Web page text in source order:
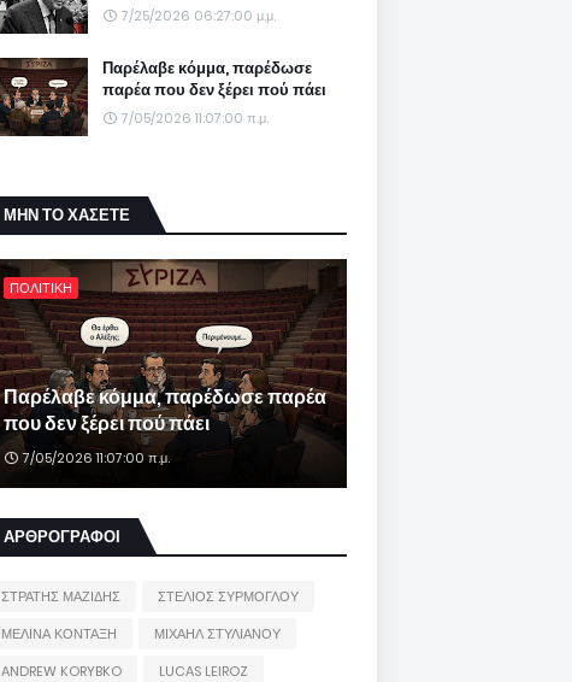
7/25/2026 06:27:00 μ.μ.
Παρέλαβε κόμμα, παρέδωσε
παρέα που δεν ξέρει πού πάει
7/05/2026 11:07:00 π.μ.
ΜΗΝ ΤΟ ΧΑΣΕΤΕ
ΠΟΛΙΤΙΚΗ
Παρέλαβε κόμμα, παρέδωσε παρέα
που δεν ξέρει πού πάει
7/05/2026 11:07:00 π.μ.
ΑΡΘΡΟΓΡΑΦΟΙ
ΣΤΡΑΤΗΣ ΜΑΖΙΔΗΣ
ΣΤΕΛΙΟΣ ΣΥΡΜΟΓΛΟΥ
ΜΕΛΙΝΑ ΚΟΝΤΑΞΗ
ΜΙΧΑΗΛ ΣΤΥΛΙΑΝΟΥ
ANDREW KORYBKO
LUCAS LEIROZ